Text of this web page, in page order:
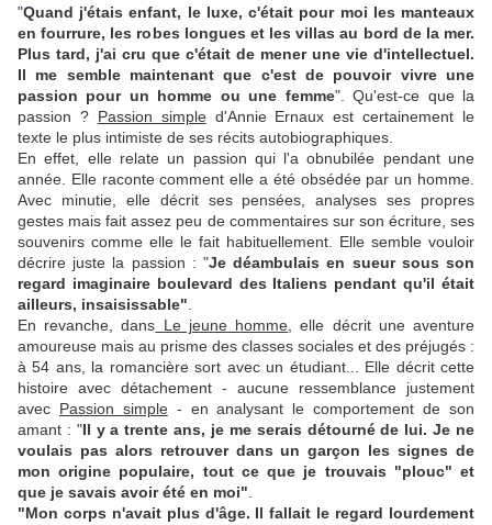
"Quand j'étais enfant, le luxe, c'était pour moi les manteaux
en fourrure, les robes longues et les villas au bord de la mer.
Plus tard, j'ai cru que c'était de mener une vie d'intellectuel.
Il me semble maintenant que c'est de pouvoir vivre une
passion pour un homme ou une femme". Qu'est-ce que la
passion ? Passion simpled'Annie Ernaux est certainement le
texte le plus intimiste de ses récits autobiographiques.
En effet, elle relate un passion qui l'a obnubilée pendant une
année. Elle raconte comment elle a été obsédée par un homme.
Avec minutie, elle décrit ses pensées, analyses ses propres
gestes mais fait assez peu de commentaires sur son écriture, ses
souvenirs comme elle le fait habituellement. Elle semble vouloir
décrire juste la passion : "Je déambulais en sueur sous son
regard imaginaire boulevard des Italiens pendant qu'il était
ailleurs, insaisissable"
En revanche, dans Le jeune homme , elle décrit une aventure
amoureuse mais au prisme des classes sociales et des préjugés :
à 54 ans, la romancière sort avec un étudiant... Elle décrit cette
histoire avec détachement - aucune ressemblance justement
avec Passion simple- en analysant le comportement de son
amant : "Il y a trente ans, je me serais détourné de lui. Je ne
voulais pas alors retrouver dans un garçon les signes de
mon origine populaire, tout ce que je trouvais "plouc" et
que je savais avoir été en moi"
"Mon corps n'avait plus d'âge. Il fallait le regard lourdement